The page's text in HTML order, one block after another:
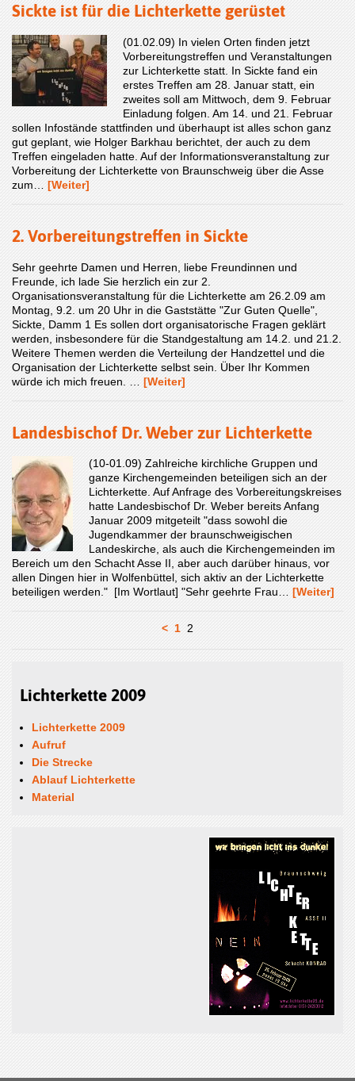
Lichterkette 2009
Lichterkette 2009
Aufruf
Die Strecke
Ablauf Lichterkette
Material
Sickte ist für die Lichterkette gerüstet
(01.02.09) In vielen Orten finden jetzt
Vorbereitungstreffen und Veranstaltungen
zur Lichterkette statt. In Sickte fand ein
erstes Treffen am 28. Januar statt, ein
zweites soll am Mittwoch, dem 9. Februar
Einladung folgen. Am 14. und 21. Februar
sollen Infostände stattfinden und überhaupt ist alles schon ganz
gut geplant, wie Holger Barkhau berichtet, der auch zu dem
Treffen eingeladen hatte. Auf der Informationsveranstaltung zur
Vorbereitung der Lichterkette von Braunschweig über die Asse
zum… [Weiter]
2. Vorbereitungstreffen in Sickte
Sehr geehrte Damen und Herren, liebe Freundinnen und
Freunde, ich lade Sie herzlich ein zur 2.
Organisationsveranstaltung für die Lichterkette am 26.2.09 am
Montag, 9.2. um 20 Uhr in die Gaststätte "Zur Guten Quelle",
Sickte, Damm 1 Es sollen dort organisatorische Fragen geklärt
werden, insbesondere für die Standgestaltung am 14.2. und 21.2.
Weitere Themen werden die Verteilung der Handzettel und die
Organisation der Lichterkette selbst sein. Über Ihr Kommen
würde ich mich freuen. … [Weiter]
Landesbischof Dr. Weber zur Lichterkette
(10-01.09) Zahlreiche kirchliche Gruppen und
ganze Kirchengemeinden beteiligen sich an der
Lichterkette. Auf Anfrage des Vorbereitungskreises
hatte Landesbischof Dr. Weber bereits Anfang
Januar 2009 mitgeteilt "dass sowohl die
Jugendkammer der braunschweigischen
Landeskirche, als auch die Kirchengemeinden im
Bereich um den Schacht Asse II, aber auch darüber hinaus, vor
allen Dingen hier in Wolfenbüttel, sich aktiv an der Lichterkette
beteiligen werden." [Im Wortlaut] "Sehr geehrte Frau… [Weiter]
< 1 2